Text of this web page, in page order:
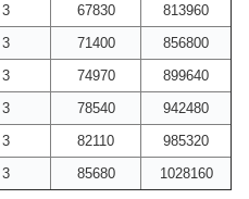
3 67830
813960
3 71400
856800
3 74970
899640
3 78540
942480
3 82110
985320
3 85680 1028160